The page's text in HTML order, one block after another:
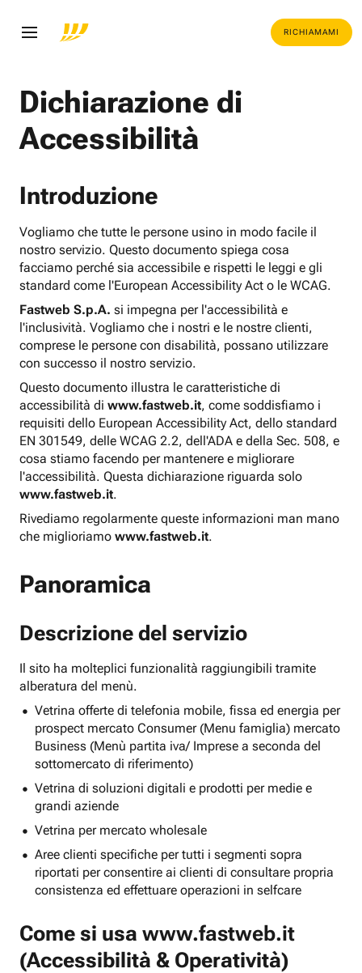
RICHIAMAMI
Dichiarazione di
Accessibilità
Introduzione
Vogliamo che tutte le persone usino in modo facile il
nostro servizio. Questo documento spiega cosa
facciamo perché sia accessibile e rispetti le leggi e gli
standard come l'European Accessibility Act o le WCAG.
Fastweb S.p.A. si impegna per l'accessibilità e
l'inclusività. Vogliamo che i nostri e le nostre clienti,
comprese le persone con disabilità, possano utilizzare
con successo il nostro servizio.
Questo documento illustra le caratteristiche di
accessibilità di www.fastweb.it, come soddisfiamo i
requisiti dello European Accessibility Act, dello standard
EN 301549, delle WCAG 2.2, dell'ADA e della Sec. 508, e
cosa stiamo facendo per mantenere e migliorare
l'accessibilità. Questa dichiarazione riguarda solo
www.fastweb.it.
Rivediamo regolarmente queste informazioni man mano
che miglioriamo www.fastweb.it.
Panoramica
Descrizione del servizio
Il sito ha molteplici funzionalità raggiungibili tramite
alberatura del menù.
Vetrina offerte di telefonia mobile, fissa ed energia per
prospect mercato Consumer (Menu famiglia) mercato
Business (Menù partita iva/ Imprese a seconda del
sottomercato di riferimento)
Vetrina di soluzioni digitali e prodotti per medie e
grandi aziende
Vetrina per mercato wholesale
Aree clienti specifiche per tutti i segmenti sopra
riportati per consentire ai clienti di consultare propria
consistenza ed effettuare operazioni in selfcare
Come si usa www.fastweb.it
(Accessibilità & Operatività)